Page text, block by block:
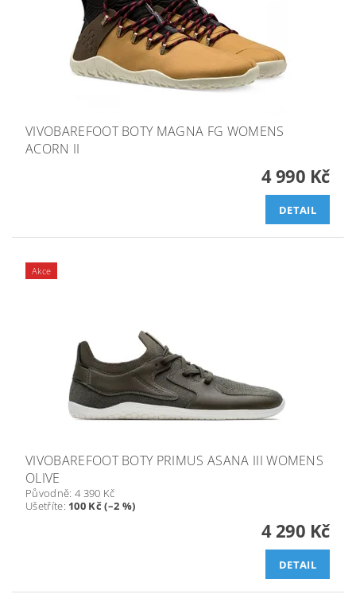
VIVOBAREFOOT BOTY MAGNA FG WOMENS
ACORN II
4 990 Kč
DETAIL
Akce
VIVOBAREFOOT BOTY PRIMUS ASANA III WOMENS
OLIVE
Původně: 4 390 Kč
Ušetříte: 100 Kč (–2 %)
4 290 Kč
DETAIL